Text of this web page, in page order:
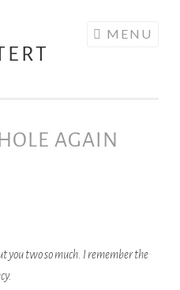
MENU
AGAIN
you two so much. I remember the